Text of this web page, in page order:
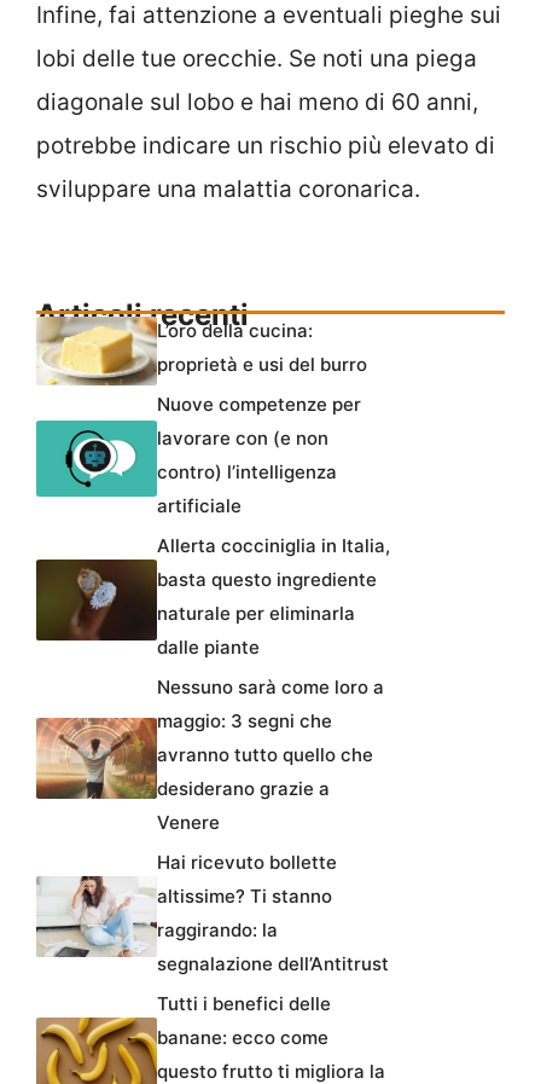
Infine, fai attenzione a eventuali pieghe sui
lobi delle tue orecchie. Se noti una piega
diagonale sul lobo e hai meno di 60 anni,
potrebbe indicare un rischio più elevato di
sviluppare una malattia coronarica.
Articoli recenti
L’oro della cucina:
proprietà e usi del burro
Nuove competenze per
lavorare con (e non
contro) l’intelligenza
artificiale
Allerta cocciniglia in Italia,
basta questo ingrediente
naturale per eliminarla
dalle piante
Nessuno sarà come loro a
maggio: 3 segni che
avranno tutto quello che
desiderano grazie a
Venere
Hai ricevuto bollette
altissime? Ti stanno
raggirando: la
segnalazione dell’Antitrust
Tutti i benefici delle
banane: ecco come
questo frutto ti migliora la